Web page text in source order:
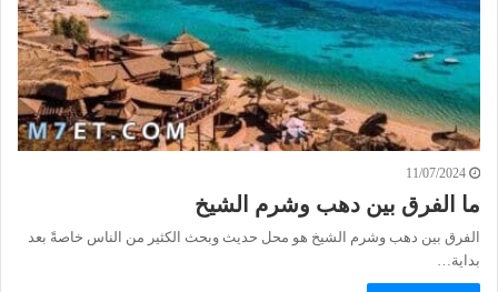
11/07/2024
ما الفرق بين دهب وشرم الشيخ
الفرق بين دهب وشرم الشيخ هو محل حديث وبحث الكثير من الناس خاصةً بعد
بداية…